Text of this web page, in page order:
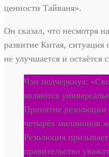
ценности Тайваня».
Он сказал, что несмотря
развитие Китая,
не улучшается и остаётся
Чэн подчеркнул:
являются
Принятие
четырёх миллионов
Резолюция
правительство